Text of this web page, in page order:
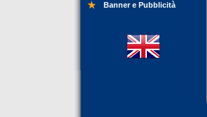
Banner e Pubblicità